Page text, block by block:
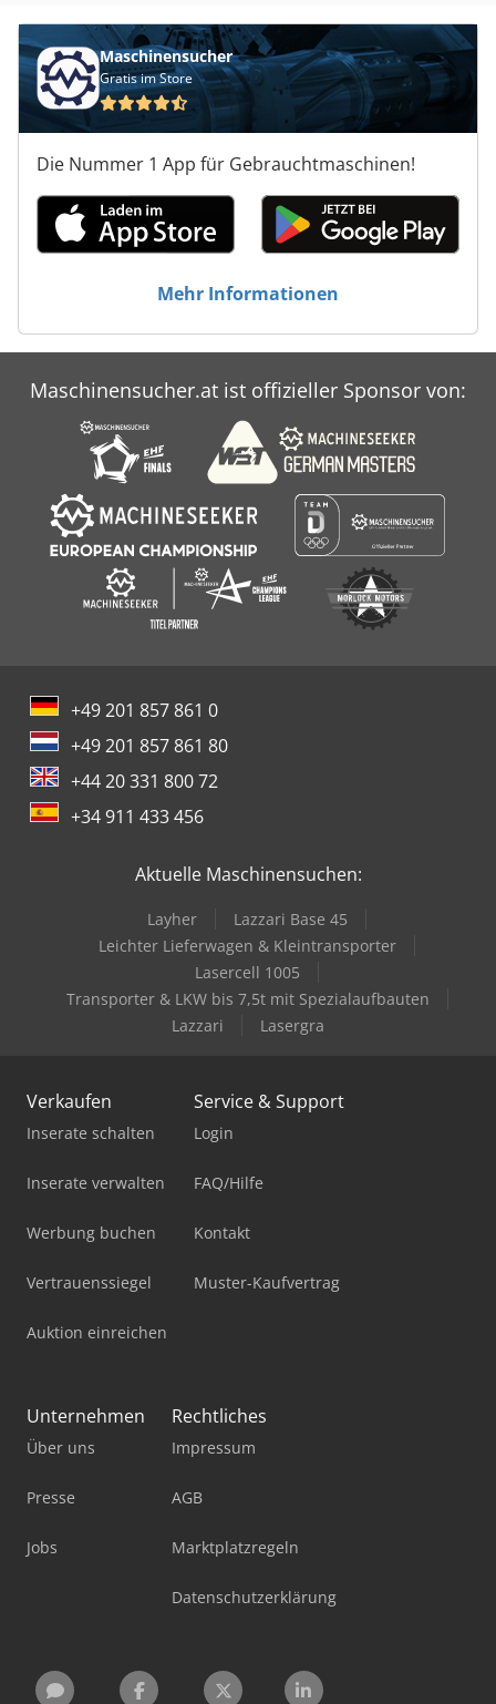
Maschinensucher
Gratis im Store
Die Nummer 1 App für Gebrauchtmaschinen!
Mehr Informationen
Maschinensucher.at ist offizieller Sponsor von:
+49 201 857 861 0
+49 201 857 861 80
+44 20 331 800 72
+34 911 433 456
Aktuelle Maschinensuchen:
Layher
Lazzari Base 45
Leichter Lieferwagen & Kleintransporter
Lasercell 1005
Transporter & LKW bis 7,5t mit Spezialaufbauten
Lazzari
Lasergra
Verkaufen
Inserate schalten
Inserate verwalten
Werbung buchen
Vertrauenssiegel
Auktion einreichen
Service & Support
Login
FAQ/Hilfe
Kontakt
Muster-Kaufvertrag
Unternehmen
Über uns
Presse
Jobs
Rechtliches
Impressum
AGB
Marktplatzregeln
Datenschutzerklärung